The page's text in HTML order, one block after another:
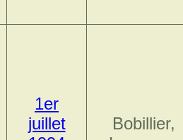
1er
juillet
Bobillier,